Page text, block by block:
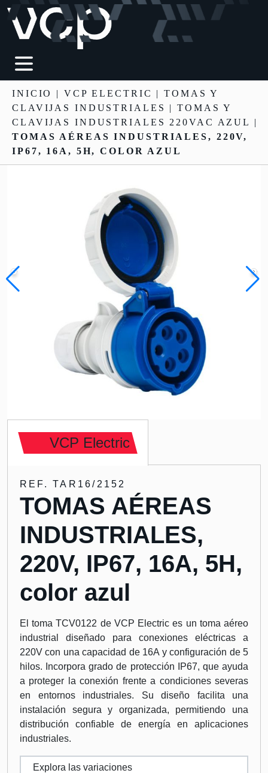
INICIO | VCP ELECTRIC |TOMAS Y
CLAVIJAS INDUSTRIALES
| TOMAS Y
CLAVIJAS INDUSTRIALES 220VAC AZUL |
TOMAS AÉREAS INDUSTRIALES, 220V,
IP67, 16A, 5H, COLOR AZUL
VCP Electric
REF. TAR16/2152
TOMAS AÉREAS
INDUSTRIALES,
220V, IP67, 16A, 5H,
color azul
El toma TCV0122 de VCP Electric es un toma aéreo
industrial diseñado para conexiones eléctricas a
220V con una capacidad de 16A y configuración de 5
hilos. Incorpora grado de protección IP67, que ayuda
a proteger la conexión frente a condiciones severas
en entornos industriales. Su diseño facilita una
instalación segura y organizada, permitiendo una
distribución confiable de energía en aplicaciones
industriales.
Explora las variaciones